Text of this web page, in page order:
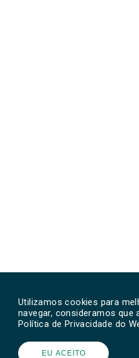
Utilizamos cookies para
navegar, consideramos
Política de Privacidade do
EU ACEITO